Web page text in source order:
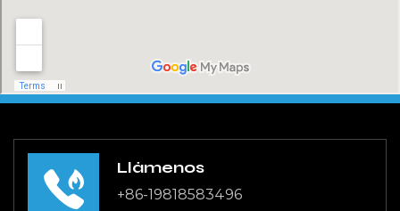
Llámenos
+86-19818583496